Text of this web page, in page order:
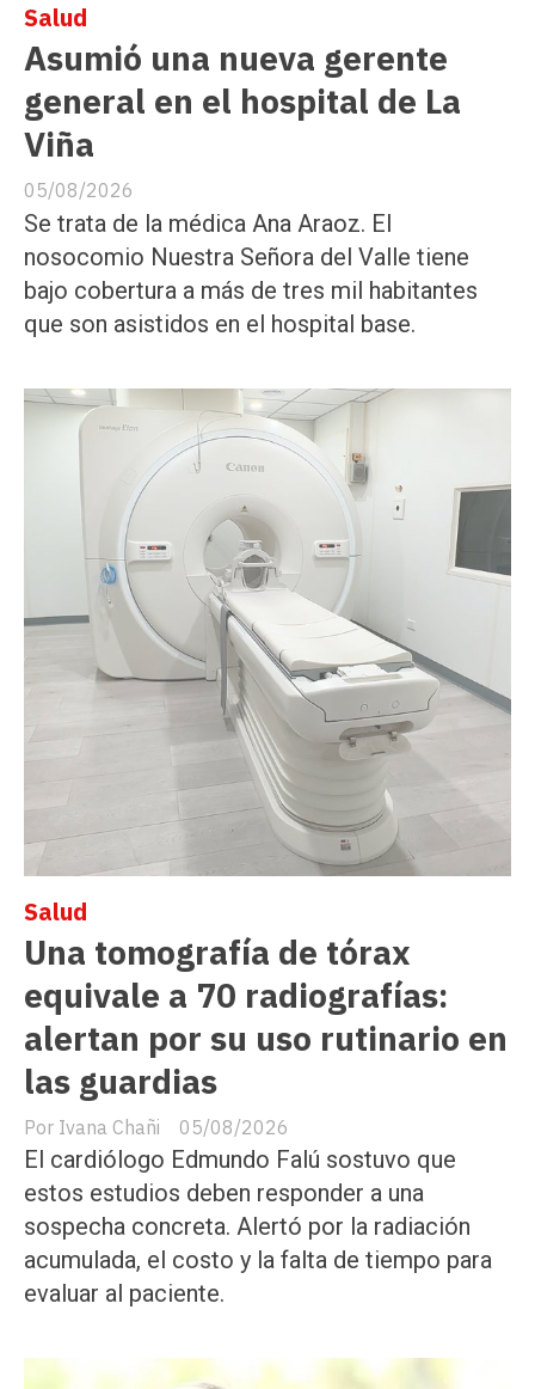
Asumió una nueva gerente
general en el hospital de La
Viña
Salud
05/08/2026
Se trata de la médica Ana Araoz. El
nosocomio Nuestra Señora del Valle tiene
bajo cobertura a más de tres mil habitantes
que son asistidos en el hospital base.
Una tomografía de tórax
equivale a 70 radiografías:
alertan por su uso rutinario en
las guardias
Ivana Chañi
Salud
05/08/2026
El cardiólogo Edmundo Falú sostuvo que
estos estudios deben responder a una
sospecha concreta. Alertó por la radiación
acumulada, el costo y la falta de tiempo para
evaluar al paciente.